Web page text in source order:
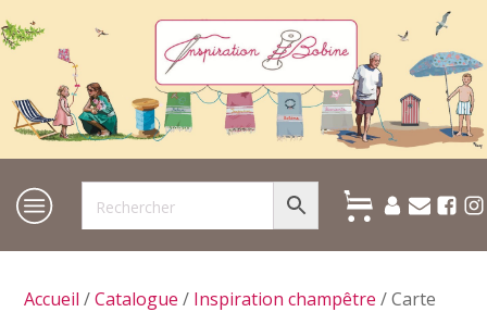
Accueil /Catalogue / Inspiration champêtre / Carte